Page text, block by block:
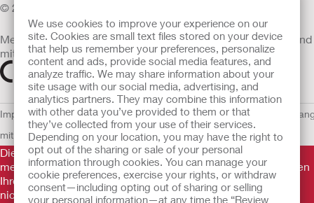
We use cookies to improve your experience on our
site. Cookies are small text files stored on your device
that help us remember your preferences, personalize
content and ads, provide social media features, and
analyze traffic. We may share information about your
site usage with our social media, advertising, and
analytics partners. They may combine this information
with other data you’ve provided to them or that
they’ve collected from your use of their services.
Depending on your location, you may have the right to
opt out of the sharing or sale of your personal
information through cookies. You can manage your
cookie preferences, exercise your rights, or withdraw
consent—including opting out of sharing or selling
your personal information—at any time the “Review
© 2026 Hollister Incorporated
Medizinprodukte, die innerhalb der EU vertrieben werden, sind
mit einem der folgenden Symbole gekennzeichnet
Impressum AGB Nutzungsbedingungen Datenschutzerklärung
mit CookiesEU Whistleblowern-Mitteilung
Die Informationen auf dieser Website sind nicht als
medizinische Beratung gedacht und sollen die Empfehlungen
Ihres eigenen Arztes oder anderer medizinischer Fachkräfte
nicht ersetzen. Diese Website sollte auch nicht dazu